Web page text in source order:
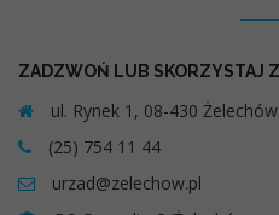
ZADZWOŃ LUB SKORZYSTAJ
ul. Rynek 1, 08-430 Żelechów
(25) 754 11 44
urzad@zelechow.pl